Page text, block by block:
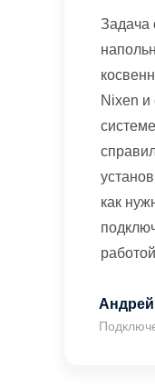
Задача
Nixen и
как